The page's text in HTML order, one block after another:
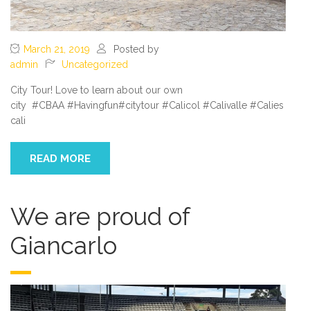
March 21, 2019
Posted by
admin
Uncategorized
City Tour! Love to learn about our own
city #CBAA #Havingfun#citytour #Calicol #Calivalle #Calies
cali
READ MORE
We are proud of
Giancarlo